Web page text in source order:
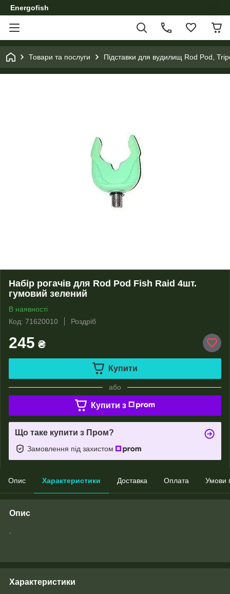
Energofish
Товари та послуги Підставки для вудилищ Rod Pod,
Набір рогачів для Rod Pod Fish Raid 4шт.
гумовий зелений
В наявності
Код: 71620010
Роздріб
245 ₴
Купити
або
Купити з
Що таке купити з Пром?
Замовлення під захистом
Опис Характеристики Доставка Оплата Умови
Опис
Характеристики